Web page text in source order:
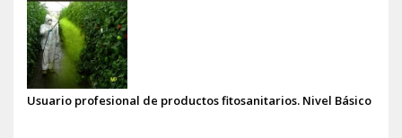
Usuario profesional de productos fitosanitarios. Nivel Básico